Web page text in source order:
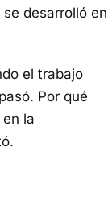
desarrolló en
el trabajo
Por qué
la